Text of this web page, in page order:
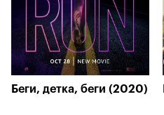
Беги, детка, беги (2020)